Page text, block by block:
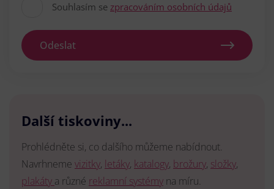
Souhlasím se zpracováním osobních údajů
Odeslat
Další tiskoviny...
Prohlédněte si, co dalšího můžeme nabídnout.
Navrhneme vizitky, letáky, katalogy, brožury, složky,
plakáty a různé reklamní systémy na míru.